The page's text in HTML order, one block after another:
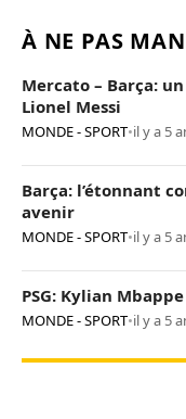
À NE PAS
Mercato – Barça:
Lionel Messi
MONDE - SPORT•il y a 5
Barça: l’étonnant
avenir
MONDE - SPORT•il y a 5
PSG: Kylian
MONDE - SPORT•il y a 5